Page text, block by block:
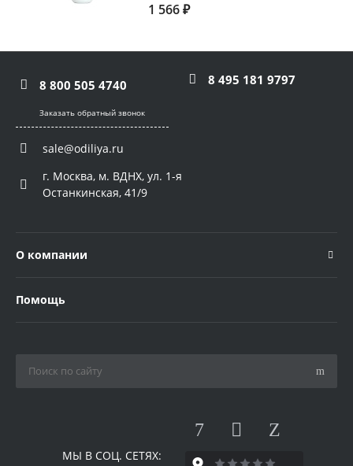
1 566 ₽
8 800 505 4740 8 495 181 9797
Заказать обратный звонок
sale@odiliya.ru
г. Москва, м. ВДНХ, ул. 1-я
Останкинская, 41/9
О компании
Помощь
МЫ В СОЦ. СЕТЯХ: